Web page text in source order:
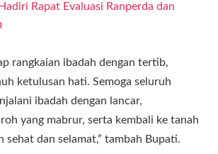
Rapat Evaluasi Ranperda dan
rangkaian ibadah dengan tertib,
ketulusan hati. Semoga seluruh
ibadah dengan lancar,
yang mabrur, serta kembali ke tanah
sehat dan selamat,” tambah Bupati.